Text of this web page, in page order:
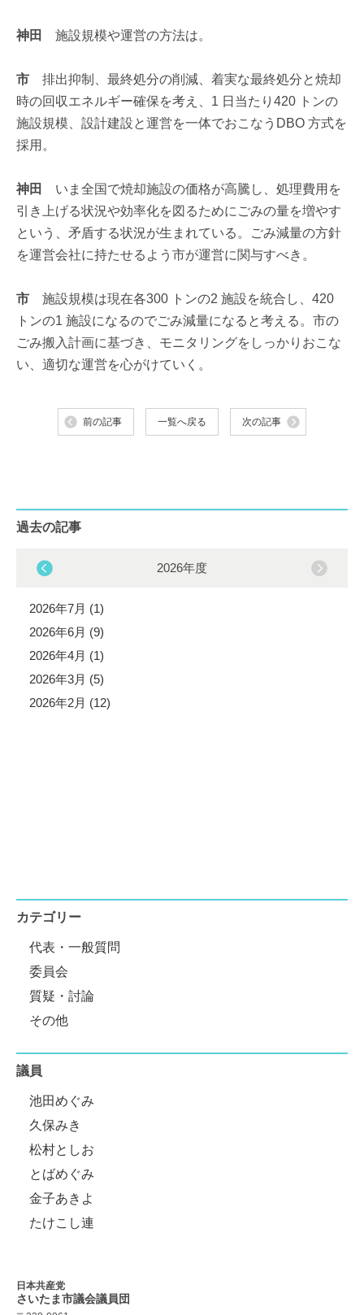
神田 施設規模や運営の方法は。
市 排出抑制、最終処分の削減、着実な最終処分と焼却
時の回収エネルギー確保を考え、1 日当たり420 トンの
施設規模、設計建設と運営を一体でおこなうDBO 方式を
採用。
神田
いま全国で焼却施設の価格が高騰し、処理費用を
引き上げる状況や効率化を図るためにごみの量を増やす
という、矛盾する状況が生まれている。ごみ減量の方針
を運営会社に持たせるよう市が運営に関与すべき。
市 施設規模は現在各300 トンの2 施設を統合し、420
トンの1 施設になるのでごみ減量になると考える。市の
ごみ搬入計画に基づき、モニタリングをしっかりおこな
い、適切な運営を心がけていく。
前の記事 一覧へ戻る 次の記事
過去の記事
2026年度
2026年7月 (1)
2026年6月 (9)
2026年4月 (1)
2026年3月 (5)
2026年2月 (12)
カテゴリー
代表・一般質問
委員会
質疑・討論
その他
議員
池田めぐみ
久保みき
松村としお
とばめぐみ
金子あきよ
たけこし連
日本共産党
さいたま市議会議員団